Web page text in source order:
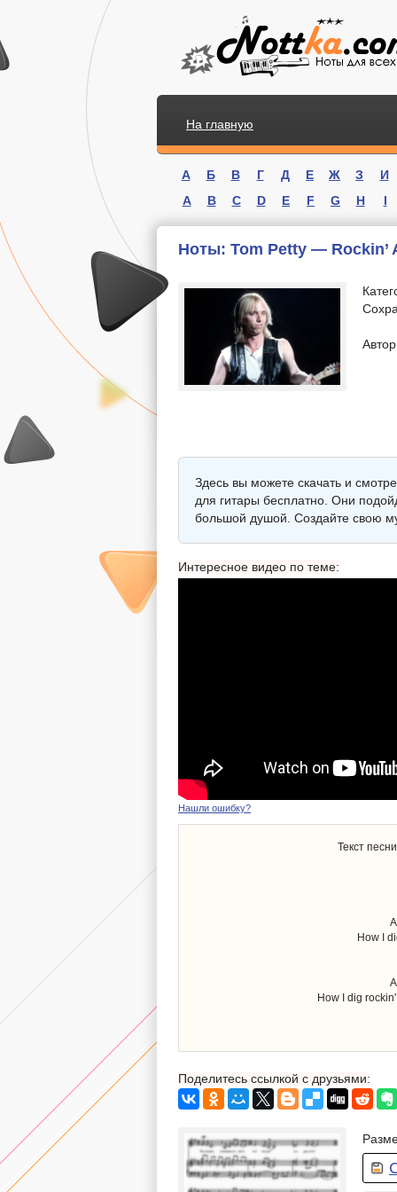
На главную
А Б В Г Д Е Ж З
И
A
B C D E F G H I
Ноты: Tom Petty — Rockin’
Здесь вы можете скачать и
для гитары бесплатно. Они
большой душой. Создайте свою
Интересное видео по теме:
Нашли ошибку?
Текст
How I
How I dig
Поделитесь ссылкой с друзьями: